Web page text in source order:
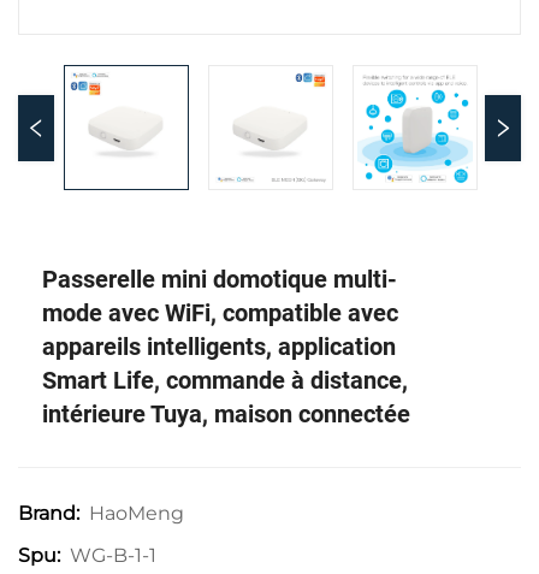
Passerelle mini domotique multi-
mode avec WiFi, compatible avec
appareils intelligents, application
Smart Life, commande à distance,
intérieure Tuya, maison connectée
Brand: HaoMeng
Spu: WG-B-1-1